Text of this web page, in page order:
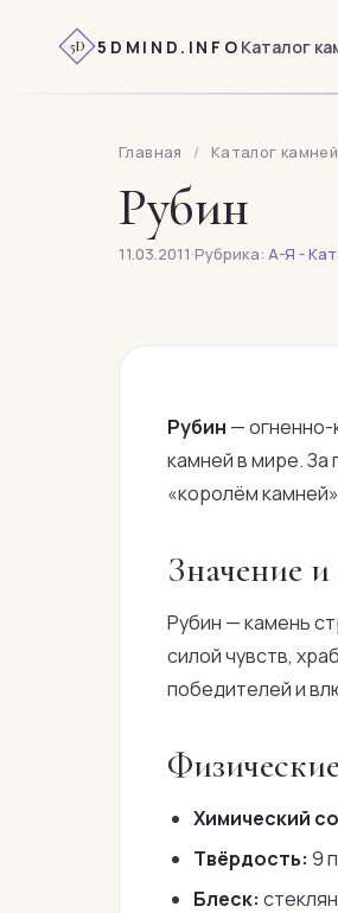
содержимому
5D 5DMIND.INFO Каталог
Главная / Каталог камней
Рубин
11.03.2011·Рубрика: А-Я -
Рубин — огненно-
камней в мире. За
«королём
Значение
Рубин — камень
силой чувств,
победителей и
Химический
Твёрдость: 9
Блеск: